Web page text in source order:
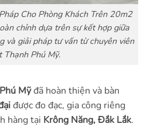
Cho Phòng Khách Trên 20m2
chỉnh dựa trên sự kết hợp giữa
và giải pháp tư vấn từ chuyên viên
Thạnh Phú Mỹ.
Mỹđã hoàn thiện và bàn
được đo đạc, gia công riêng
hàng tại Krông Năng, Đắk Lắk.